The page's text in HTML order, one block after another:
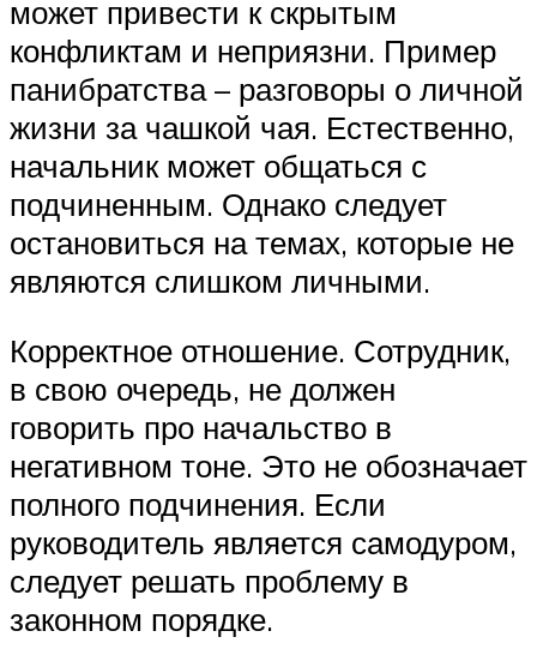
может привести к скрытым
конфликтам и неприязни. Пример
панибратства – разговоры о личной
жизни за чашкой чая. Естественно,
начальник может общаться с
подчиненным. Однако следует
остановиться на темах, которые не
являются слишком личными.
Корректное отношение. Сотрудник,
в свою очередь, не должен
говорить про начальство в
негативном тоне. Это не обозначает
полного подчинения. Если
руководитель является самодуром,
следует решать проблему в
законном порядке.